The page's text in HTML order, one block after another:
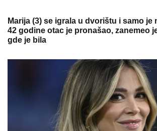
Marija (3) se igrala u dvorištu i samo je
42 godine otac je pronašao, zanemeo
gde je bila